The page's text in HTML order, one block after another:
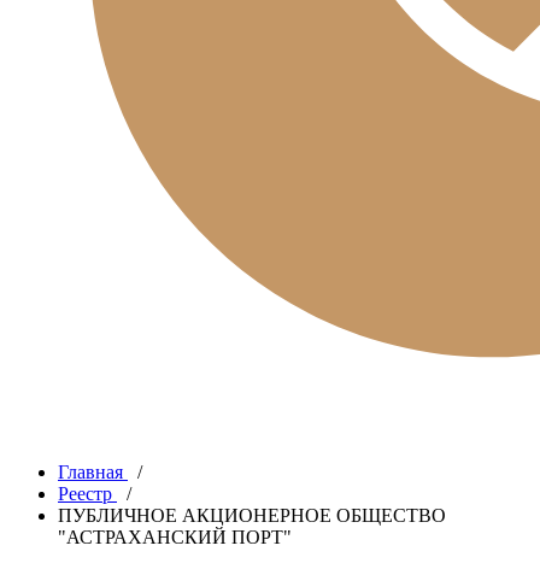
Главная
/
Реестр
/
ПУБЛИЧНОЕ АКЦИОНЕРНОЕ ОБЩЕСТВО
"АСТРАХАНСКИЙ ПОРТ"